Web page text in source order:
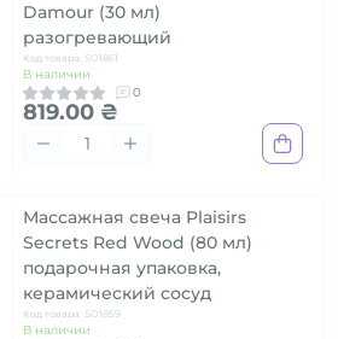
Damour (30 мл)
разогревающий
Код товара: SO1861
В наличии
0
819.00 ₴
Массажная свеча Plaisirs
Secrets Red Wood (80 мл)
подарочная упаковка,
керамический сосуд
Код товара: SO1859
В наличии